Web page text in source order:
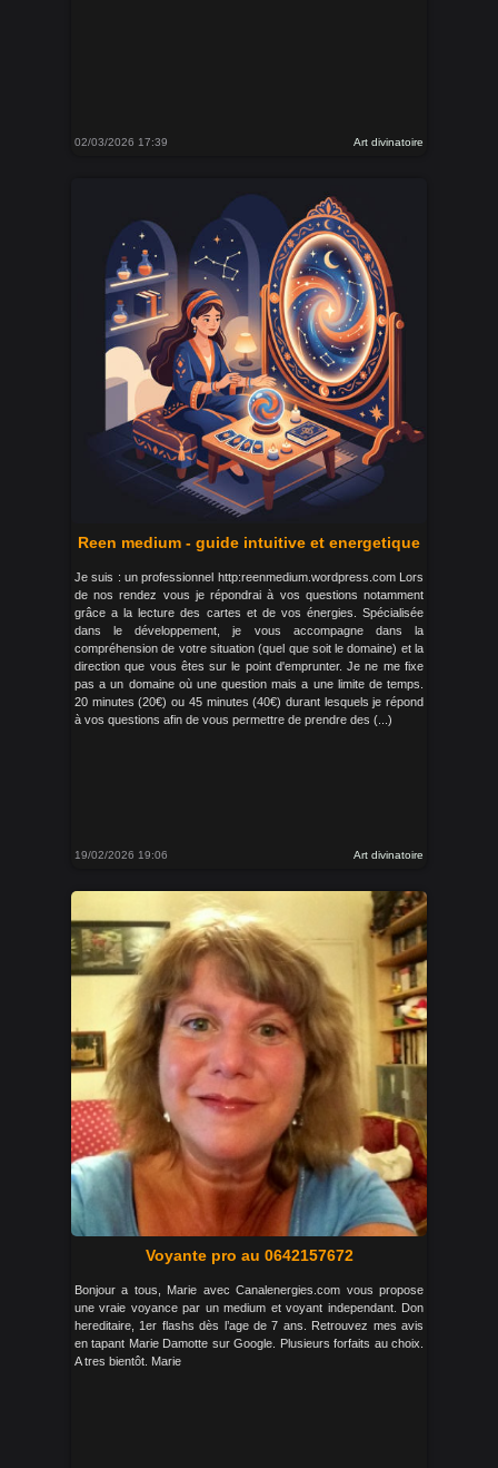
02/03/2026 17:39 Art divinatoire
Reen medium - guide intuitive et energetique
Je suis : un professionnel http:reenmedium.wordpress.com Lors
de nos rendez vous je répondrai à vos questions notamment
grâce a la lecture des cartes et de vos énergies. Spécialisée
dans le développement, je vous accompagne dans la
compréhension de votre situation (quel que soit le domaine) et la
direction que vous êtes sur le point d'emprunter. Je ne me fixe
pas a un domaine où une question mais a une limite de temps.
20 minutes (20€) ou 45 minutes (40€) durant lesquels je répond
à vos questions afin de vous permettre de prendre des (...)
19/02/2026 19:06 Art divinatoire
Voyante pro au 0642157672
Bonjour a tous, Marie avec Canalenergies.com vous propose
une vraie voyance par un medium et voyant independant. Don
hereditaire, 1er flashs dès l’age de 7 ans. Retrouvez mes avis
en tapant Marie Damotte sur Google. Plusieurs forfaits au choix.
A tres bientôt. Marie